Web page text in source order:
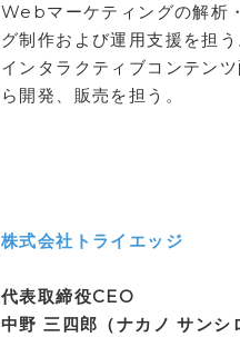
Webマーケティングの解析
グ制作および運用支援を担う
インタラクティブコンテン
ら開発、販売を担う。
株式会社トライエッジ
代表取締役CEO
中野 三四郎（ナカノ サンシ